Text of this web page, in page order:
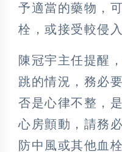
予適當的藥物，
栓，或接受較侵
陳冠宇主任提醒
跳的情況，務必
否是心律不整，
心房顫動，請務
防中風或其他血